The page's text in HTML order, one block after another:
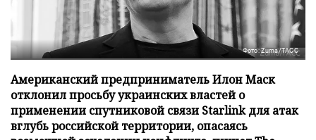
Фото: Zuma/ТАСС
Американский предприниматель Илон Маск
отклонил просьбу украинских властей о
применении спутниковой связи Starlink для атак
вглубь российской территории, опасаясь